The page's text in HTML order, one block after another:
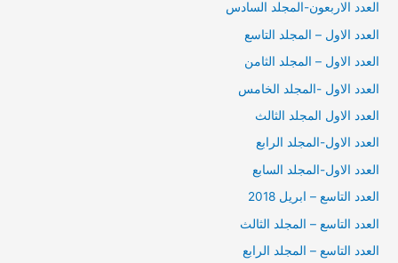
العدد الاربعون-المجلد السادس
العدد الاول – المجلد التاسع
العدد الاول – المجلد الثامن
العدد الاول -المجلد الخامس
العدد الاول المجلد الثالث
العدد الاول-المجلد الرابع
العدد الاول-المجلد السابع
العدد التاسع – ابريل 2018
العدد التاسع – المجلد الثالث
العدد التاسع – المجلد الرابع